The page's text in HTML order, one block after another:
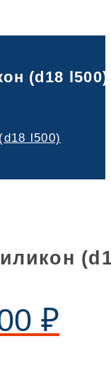
(d18 l500)
l500)
₽